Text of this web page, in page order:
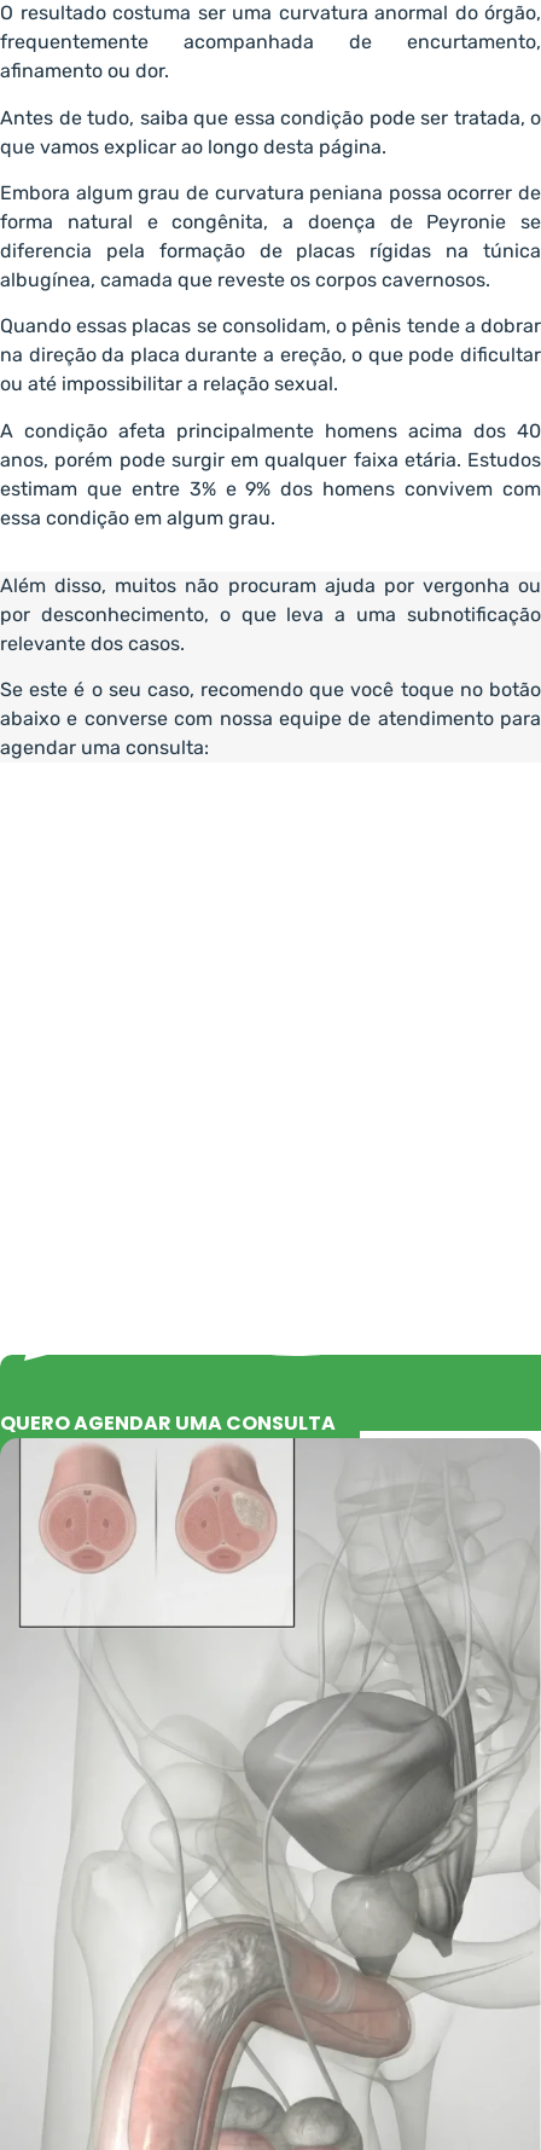
O resultado costuma ser uma curvatura anormal do órgão,
frequentemente acompanhada de encurtamento,
afinamento ou dor.
Antes de tudo, saiba que essa condição pode ser tratada, o
que vamos explicar ao longo desta página.
Embora algum grau de curvatura peniana possa ocorrer de
forma natural e congênita, a doença de Peyronie se
diferencia pela formação de placas rígidas na túnica
albugínea, camada que reveste os corpos cavernosos.
Quando essas placas se consolidam, o pênis tende a dobrar
na direção da placa durante a ereção, o que pode dificultar
ou até impossibilitar a relação sexual.
A condição afeta principalmente homens acima dos 40
anos, porém pode surgir em qualquer faixa etária. Estudos
estimam que entre 3% e 9% dos homens convivem com
essa condição em algum grau.
Além disso, muitos não procuram ajuda por vergonha ou
por desconhecimento, o que leva a uma subnotificação
relevante dos casos.
Se este é o seu caso, recomendo que você toque no botão
abaixo e converse com nossa equipe de atendimento para
agendar uma consulta:
QUERO AGENDAR UMA CONSULTA